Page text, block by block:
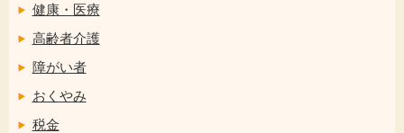
健康・医療
高齢者介護
障がい者
おくやみ
税金